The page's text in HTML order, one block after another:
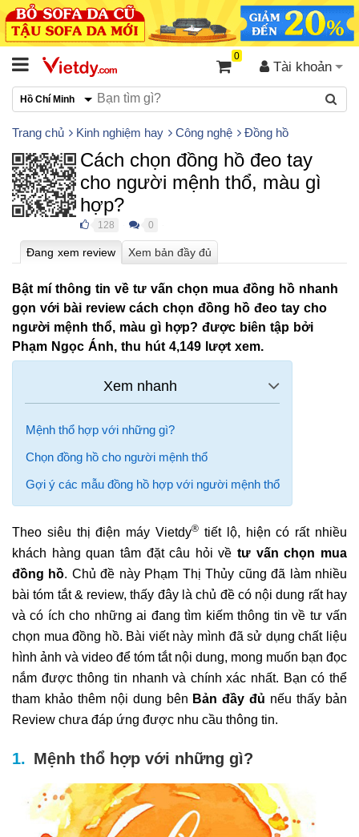
Tài khoản
0
Hồ Chí Minh
Trang chủ Kinh nghiệm hay Công nghệ Đồng hồ
Cách chọn đồng hồ đeo tay
cho người mệnh thổ, màu gì
hợp?
128 0
Bật mí thông tin về tư vấn chọn mua đồng hồ nhanh
gọn với bài review cách chọn đồng hồ đeo tay cho
người mệnh thổ, màu gì hợp? được biên tập bởi
Phạm Ngọc Ánh, thu hút 4,149 lượt xem.
Mệnh thổ hợp với những gì?
Chọn đồng hồ cho người mệnh thổ
Gợi ý các mẫu đồng hồ hợp với người mệnh thổ
Theo siêu thị điện máy Vietdy® tiết lộ, hiện có rất nhiều
khách hàng quan tâm đặt câu hỏi vềtư vấn chọn mua
đồng hồ. Chủ đề này Phạm Thị Thủy cũng đã làm nhiều
bài tóm tắt & review, thấy đây là chủ đề có nội dung rất hay
và có ích cho những ai đang tìm kiếm thông tin về tư vấn
chọn mua đồng hồ. Bài viết này mình đã sử dụng chất liệu
hình ảnh và video để tóm tắt nội dung, mong muốn bạn đọc
nắm được thông tin nhanh và chính xác nhất. Bạn có thể
tham khảo thêm nội dung bên Bản đầy đủ nếu thấy bản
Review chưa đáp ứng được nhu cầu thông tin.
Mệnh thổ hợp với những gì?